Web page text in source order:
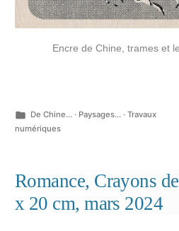
Encre de Chine, trames et
Publié
dans
De Chine...· Paysages...· Travaux
numériques
Romance, Crayons
x 20 cm, mars 2024